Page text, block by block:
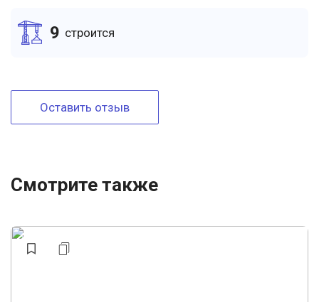
9 cтроится
Оставить отзыв
Смотрите также